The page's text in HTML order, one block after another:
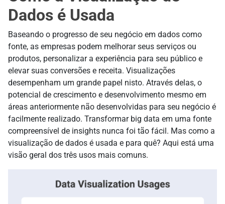
Dados é Usada
Baseando o progresso de seu negócio em dados como
fonte, as empresas podem melhorar seus serviços ou
produtos, personalizar a experiência para seu público e
elevar suas conversões e receita. Visualizações
desempenham um grande papel nisto. Através delas, o
potencial de crescimento e desenvolvimento mesmo em
áreas anteriormente não desenvolvidas para seu negócio é
facilmente realizado. Transformar big data em uma fonte
compreensível de insights nunca foi tão fácil. Mas como a
visualização de dados é usada e para quê? Aqui está uma
visão geral dos três usos mais comuns.